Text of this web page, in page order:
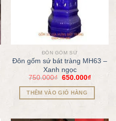
ĐÔN GỐM SỨ
Đôn gốm sứ bát tràng MH63 –
Xanh ngọc
750.000₫ 650.000₫
THÊM VÀO GIỎ HÀNG